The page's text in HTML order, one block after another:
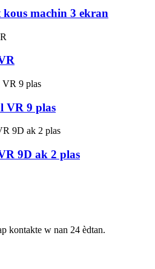
kous machin 3 ekran
VR 9 plas
9D ak 2 plas
kontakte w nan 24 èdtan.